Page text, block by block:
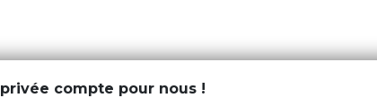
compte pour nous !